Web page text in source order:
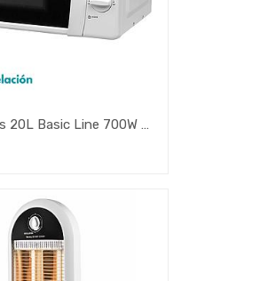
Microondas 20L Basic Line 700W 45,1X34,1X25,6Cm Branco